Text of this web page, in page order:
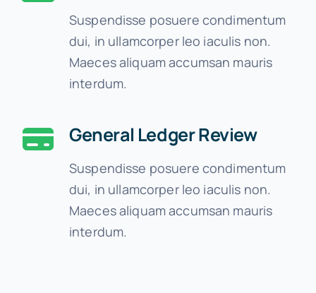
Suspendisse posuere condimentum
dui, in ullamcorper leo iaculis non.
Maeces aliquam accumsan mauris
interdum.
General Ledger Review
Suspendisse posuere condimentum
dui, in ullamcorper leo iaculis non.
Maeces aliquam accumsan mauris
interdum.